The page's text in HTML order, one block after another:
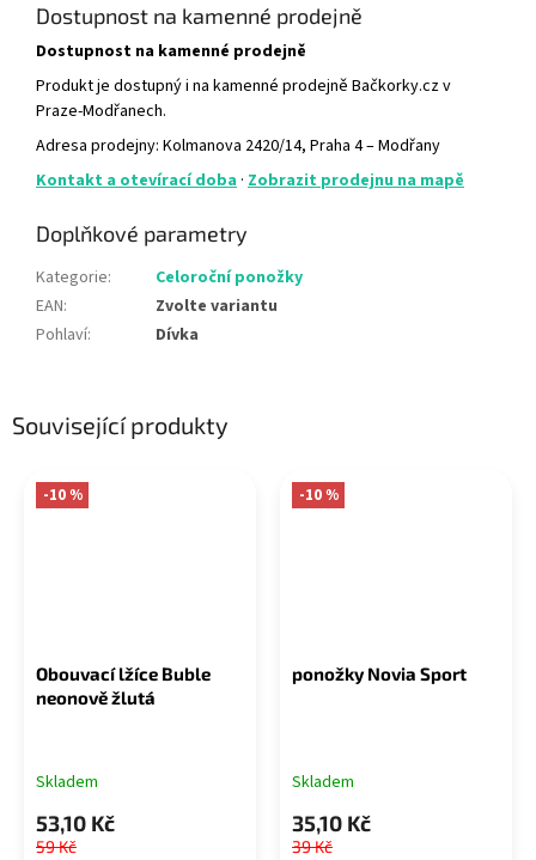
Související produkty
-10 %
Obouvací lžíce Buble
neonově žlutá
Skladem
53,10 Kč
59 Kč
-10 %
ponožky Novia Sport
Skladem
35,10 Kč
39 Kč
Dostupnost na kamenné prodejně
Dostupnost na kamenné prodejně
Produkt je dostupný i na kamenné prodejně Bačkorky.cz v
Praze-Modřanech.
Adresa prodejny: Kolmanova 2420/14, Praha 4 – Modřany
Kontakt a otevírací doba · Zobrazit prodejnu na mapě
Doplňkové parametry
Kategorie:
Celoroční ponožky
EAN:
Zvolte variantu
Pohlaví: Dívka